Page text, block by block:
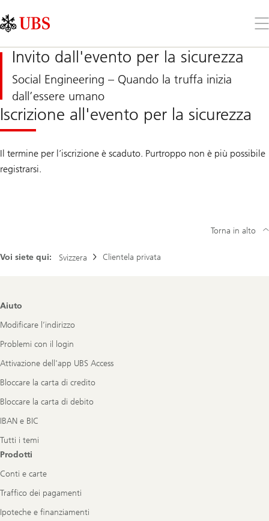
Links
Area
il
Invito dall'evento per la sicurezza
Social Engineering – Quando la truffa inizia
dall’essere umano
Iscrizione all'evento per la sicurezza
Il termine per l’iscrizione è scaduto. Purtroppo non è più possibile
registrarsi.
Voi siete qui: Svizzera Clientela privata
Torna in alto
Footer
Aiuto
Modificare l’indirizzo
Problemi con il login
Attivazione dell'app UBS Access
Bloccare la carta di credito
Bloccare la carta di debito
IBAN e BIC
Tutti i temi
Prodotti
Conti e carte
Traffico dei pagamenti
Ipoteche e finanziamenti